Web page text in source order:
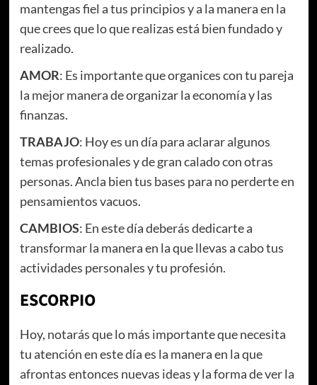
mantengas fiel a tus principios y a la manera en la
que crees que lo que realizas está bien fundado y
realizado.
AMOR: Es importante que organices con tu pareja
la mejor manera de organizar la economía y las
finanzas.
TRABAJO: Hoy es un día para aclarar algunos
temas profesionales y de gran calado con otras
personas. Ancla bien tus bases para no perderte en
pensamientos vacuos.
CAMBIOS: En este día deberás dedicarte a
transformar la manera en la que llevas a cabo tus
actividades personales y tu profesión.
ESCORPIO
Hoy, notarás que lo más importante que necesita
tu atención en este día es la manera en la que
afrontas entonces nuevas ideas y la forma de ver la